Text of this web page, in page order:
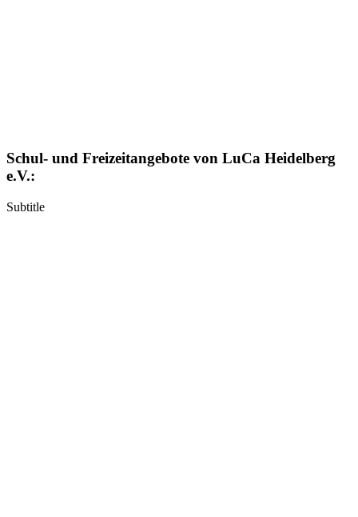
Schul- und Freizeitangebote von LuCa Heidelberg
e.V.:
Subtitle